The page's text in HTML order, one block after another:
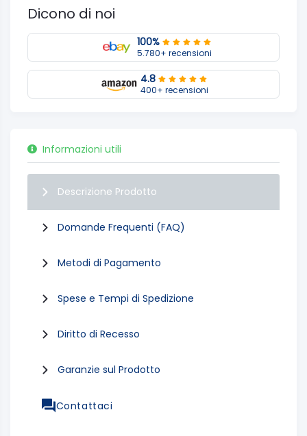
Dicono di noi
100%
5.780+ recensioni
4.8
400+ recensioni
Informazioni utili
Descrizione Prodotto
Domande Frequenti (FAQ)
Metodi di Pagamento
Spese e Tempi di Spedizione
Diritto di Recesso
Garanzie sul Prodotto
Contattaci